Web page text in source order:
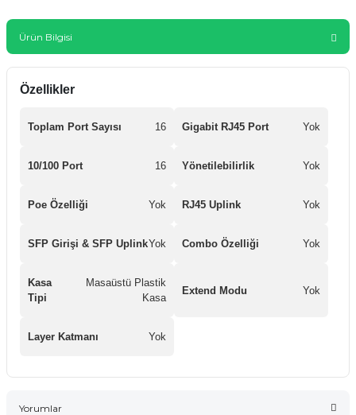
Ürün Bilgisi
Özellikler
Toplam Port Sayısı 16 Gigabit RJ45 Port Yok
10/100 Port 16 Yönetilebilirlik Yok
Poe Özelliği Yok RJ45 Uplink Yok
SFP Girişi & SFP UplinkYok Combo Özelliği Yok
Kasa
Tipi
Masaüstü Plastik
Kasa
Extend Modu Yok
Layer Katmanı Yok
Yorumlar